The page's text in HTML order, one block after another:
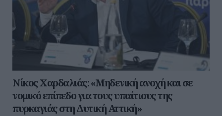
Νίκος Χαρδαλιάς: «Μηδενική ανοχή και σε
νομικό επίπεδο για τους υπαίτιους της
πυρκαγιάς στη Δυτική Αττική»